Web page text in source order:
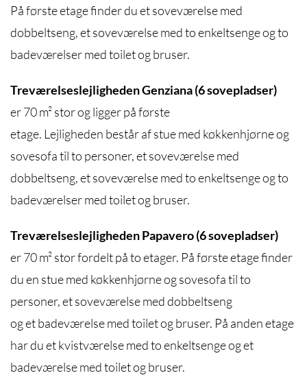
På første etage finder du et soveværelse med
dobbeltseng, et soveværelse med to enkeltsenge og to
badeværelser med toilet og bruser.
Treværelseslejligheden Genziana (6 sovepladser)
er 70 m² stor og ligger på første
etage. Lejligheden består af stue med køkkenhjørne og
sovesofa til to personer, et soveværelse med
dobbeltseng, et soveværelse med to enkeltsenge og to
badeværelser med toilet og bruser.
Treværelseslejligheden Papavero (6 sovepladser)
er 70 m² stor fordelt på to etager. På første etage finder
du en stue med køkkenhjørne og sovesofa til to
personer, et soveværelse med dobbeltseng
og et badeværelse med toilet og bruser. På anden etage
har du et kvistværelse med to enkeltsenge og et
badeværelse med toilet og bruser.